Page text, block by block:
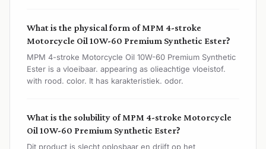
What is the physical form of MPM 4-stroke
Motorcycle Oil 10W-60 Premium Synthetic Ester?
MPM 4-stroke Motorcycle Oil 10W-60 Premium Synthetic
Ester is a vloeibaar. appearing as olieachtige vloeistof.
with rood. color. It has karakteristiek. odor.
What is the solubility of MPM 4-stroke Motorcycle
Oil 10W-60 Premium Synthetic Ester?
Dit product is slecht oplosbaar en drijft op het